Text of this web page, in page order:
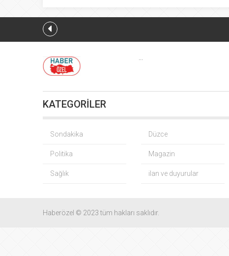
Bursa’da
Fındık
CHP
Yağış
KATEGORİLER
Sondakika Düzce
Politika Magazin
Sağlık ilan ve duyurular
Haberözel © 2023 tüm hakları saklıdır.